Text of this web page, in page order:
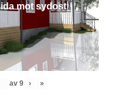
mot sydost
av 9 › »